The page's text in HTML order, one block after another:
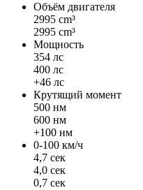
Объём двигателя
2995 cm³
2995 cm³
Мощность
354 лс
400 лс
+46 лс
Крутящий момент
500 нм
600 нм
+100 нм
0-100 км/ч
4,7 сек
4,0 сек
0,7 сек